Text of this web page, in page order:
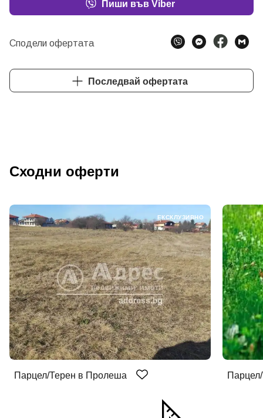
Пиши във Viber
Сподели офертата
Последвай офертата
Сходни оферти
Парцел/Терен в Пролеша
ЕКСКЛУЗИВНО